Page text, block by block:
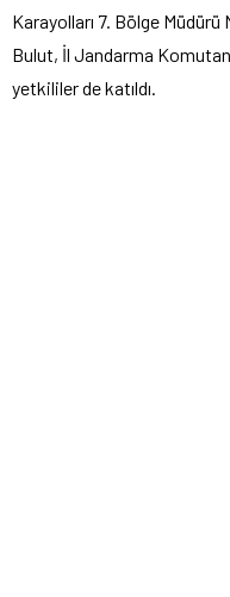
Karayolları 7. Bölge
Bulut, İl Jandarma
yetkililer de katıldı.